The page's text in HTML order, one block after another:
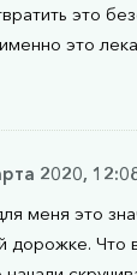
это
это
2020,
меня это
дорожке. Что